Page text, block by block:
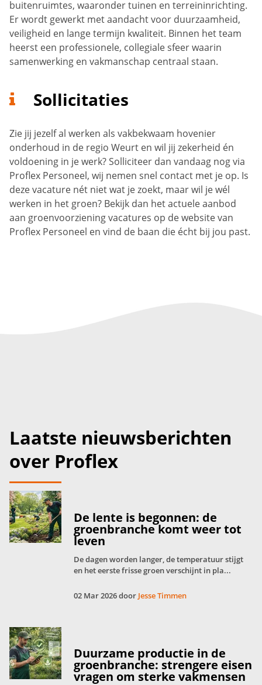
buitenruimtes, waaronder tuinen en terreininrichting.
Er wordt gewerkt met aandacht voor duurzaamheid,
veiligheid en lange termijn kwaliteit. Binnen het team
heerst een professionele, collegiale sfeer waarin
samenwerking en vakmanschap centraal staan.
Sollicitaties
Zie jij jezelf al werken als vakbekwaam hovenier
onderhoud in de regio Weurt en wil jij zekerheid én
voldoening in je werk? Solliciteer dan vandaag nog via
Proflex Personeel, wij nemen snel contact met je op. Is
deze vacature nét niet wat je zoekt, maar wil je wél
werken in het groen? Bekijk dan het actuele aanbod
aan groenvoorziening vacatures op de website van
Proflex Personeel en vind de baan die écht bij jou past.
Laatste nieuwsberichten
over Proflex
De lente is begonnen: de
groenbranche komt weer tot
leven
De dagen worden langer, de temperatuur stijgt
en het eerste frisse groen verschijnt in pla...
02 Mar 2026 door Jesse Timmen
Duurzame productie in de
groenbranche: strengere eisen
vragen om sterke vakmensen